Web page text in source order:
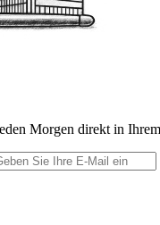
Morgen direkt in